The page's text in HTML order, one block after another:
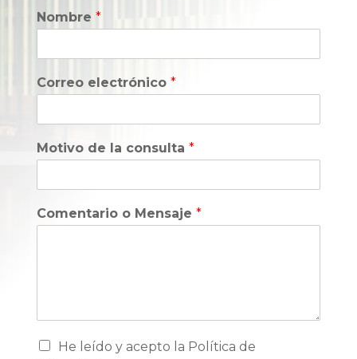
Nombre *
Correo electrónico *
Motivo de la consulta *
Comentario o Mensaje *
He leído y acepto la Política de